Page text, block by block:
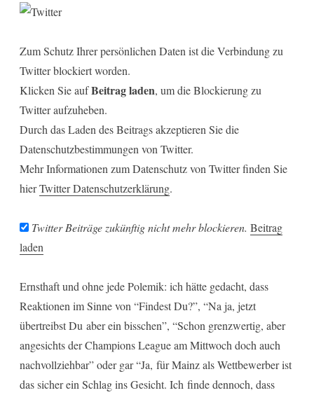
Zum Schutz Ihrer persönlichen Daten ist die Verbindung zu
Twitter blockiert worden.
Klicken Sie aufBeitrag laden, um die Blockierung zu
Twitter aufzuheben.
Durch das Laden des Beitrags akzeptieren Sie die
Datenschutzbestimmungen von Twitter.
Mehr Informationen zum Datenschutz von Twitter finden Sie
hierTwitter Datenschutzerklärung.
Twitter Beiträge zukünftig nicht mehr blockieren. Beitrag
laden
Ernsthaft und ohne jede Polemik: ich hätte gedacht, dass
Reaktionen im Sinne von “Findest Du?”, “Na ja, jetzt
übertreibst Du aber ein bisschen”, “Schon grenzwertig, aber
angesichts der Champions League am Mittwoch doch auch
nachvollziehbar” oder gar “Ja, für Mainz als Wettbewerber ist
das sicher ein Schlag ins Gesicht. Ich finde dennoch, dass